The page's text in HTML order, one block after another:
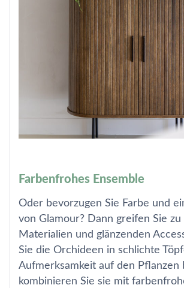
Farbenfrohes Ensemble
Oder bevorzugen Sie Farbe und
von Glamour? Dann greifen Sie zu
Materialien und glänzenden
Sie die Orchideen in schlichte
Aufmerksamkeit auf den Pflanzen
kombinieren Sie sie mit